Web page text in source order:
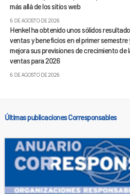
más allá de los sitios web
6 DE AGOSTO DE 2026
Henkel ha obtenido unos sólidos
ventas y beneficios en el primer semestre
mejora sus previsiones de crecimiento de
ventas para 2026
6 DE AGOSTO DE 2026
Últimas publicaciones Corresponsables